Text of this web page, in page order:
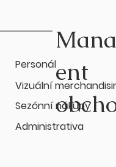
ent
Personál
Vizuální
Sezónní nákupy
Administrativa